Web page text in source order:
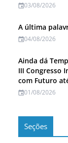
03/08/2026
A última
04/08/2026
Ainda dá
III Congresso
com Futuro
01/08/2026
Seções